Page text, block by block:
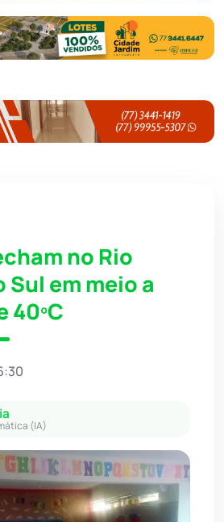
no Rio
Sul em meio a
40ºC
(IA)